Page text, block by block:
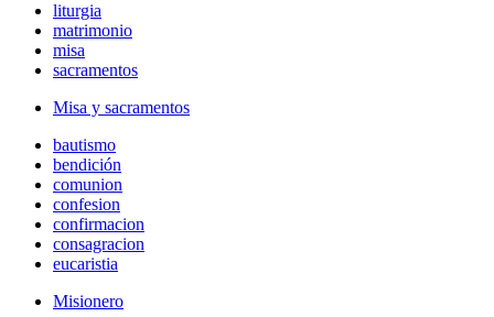
liturgia
matrimonio
misa
sacramentos
Misa y sacramentos
bautismo
bendición
comunion
confesion
confirmacion
consagracion
eucaristia
Misionero